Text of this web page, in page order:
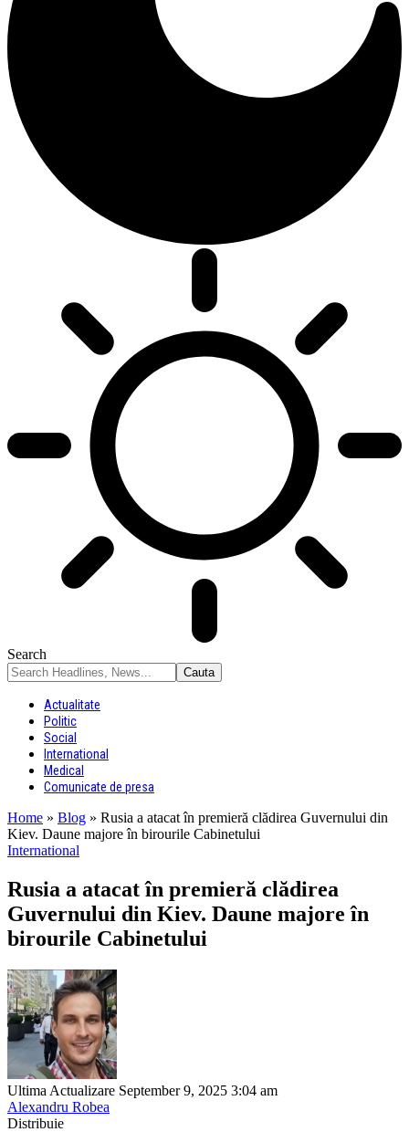
Search
Actualitate
Politic
Social
International
Medical
Comunicate de presa
Home » Blog » Rusia a atacat în premieră clădirea Guvernului din
Kiev. Daune majore în birourile Cabinetului
International
Rusia a atacat în premieră clădirea
Guvernului din Kiev. Daune majore în
birourile Cabinetului
Ultima Actualizare September 9, 2025 3:04 am
Alexandru Robea
Distribuie